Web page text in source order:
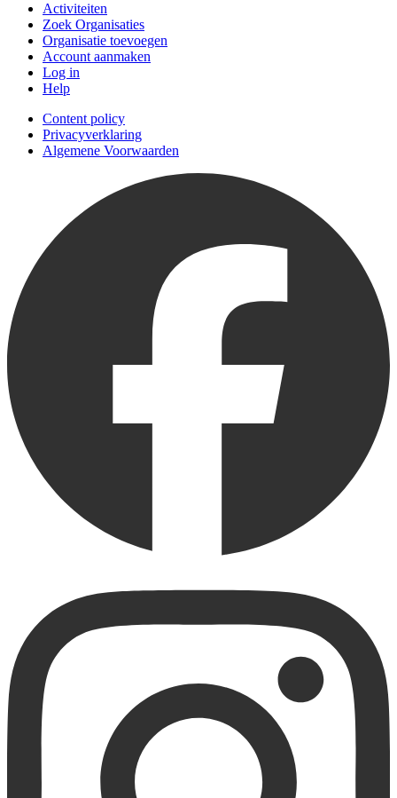
Activiteiten
Zoek Organisaties
Organisatie toevoegen
Account aanmaken
Log in
Help
Content policy
Privacyverklaring
Algemene Voorwaarden